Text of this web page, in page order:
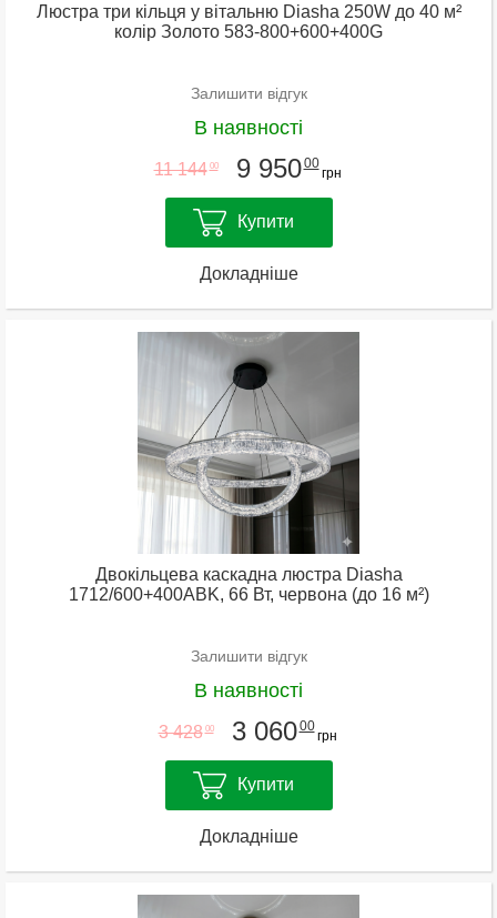
Люстра три кільця у вітальню Diasha 250W до 40 м²
колір Золото 583-800+600+400G
Залишити відгук
В наявності
11 144 00 9 95000
грн
Купити
Докладніше
Двокільцева каскадна люстра Diasha
1712/600+400ABK, 66 Вт, червона (до 16 м²)
Залишити відгук
В наявності
3 428 00 3 06000
грн
Купити
Докладніше